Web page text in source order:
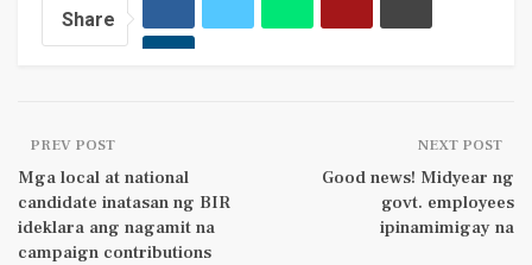
Share
PREV POST
Mga local at national
candidate inatasan ng BIR
ideklara ang nagamit na
campaign contributions
NEXT POST
Good news! Midyear ng
govt. employees
ipinamimigay na